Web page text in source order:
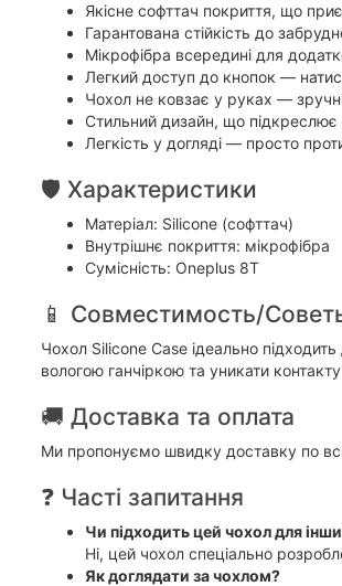
Якісне софттач покриття, що
Гарантована стійкість до
Мікрофібра всередині для
Легкий доступ до кнопок —
Чохол не ковзає у руках —
Стильний дизайн, що підкреслює
Легкість у догляді — просто
🛡️ Характеристики
Матеріал: Silicone (софттач)
Внутрішнє покриття: мікрофібра
Сумісність: Oneplus 8T
📱 Совместимость/
Чохол Silicone Case ідеально
вологою ганчіркою та уникати
🚚 Доставка та оплата
Ми пропонуємо швидку доставку по
❓ Часті запитання
Чи підходить цей чохол для
Ні, цей чохол спеціально
Як доглядати за чохлом?